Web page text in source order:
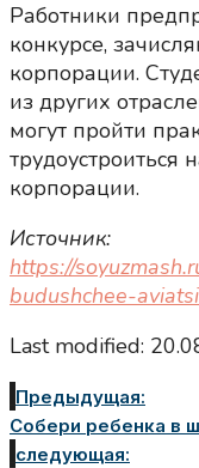
Работники
конкурсе,
корпорации.
из других
могут пройти
трудоустроиться
корпорации.
Источник:
https://
budushchee-
Last modified:
Предыдущая:
Собери ребенка в
следующая: